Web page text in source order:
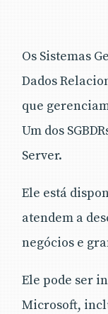
Os Sistemas
Dados
que
Um dos
Server.
Ele está
atendem a
negócios e
Ele pode ser
Microsoft,